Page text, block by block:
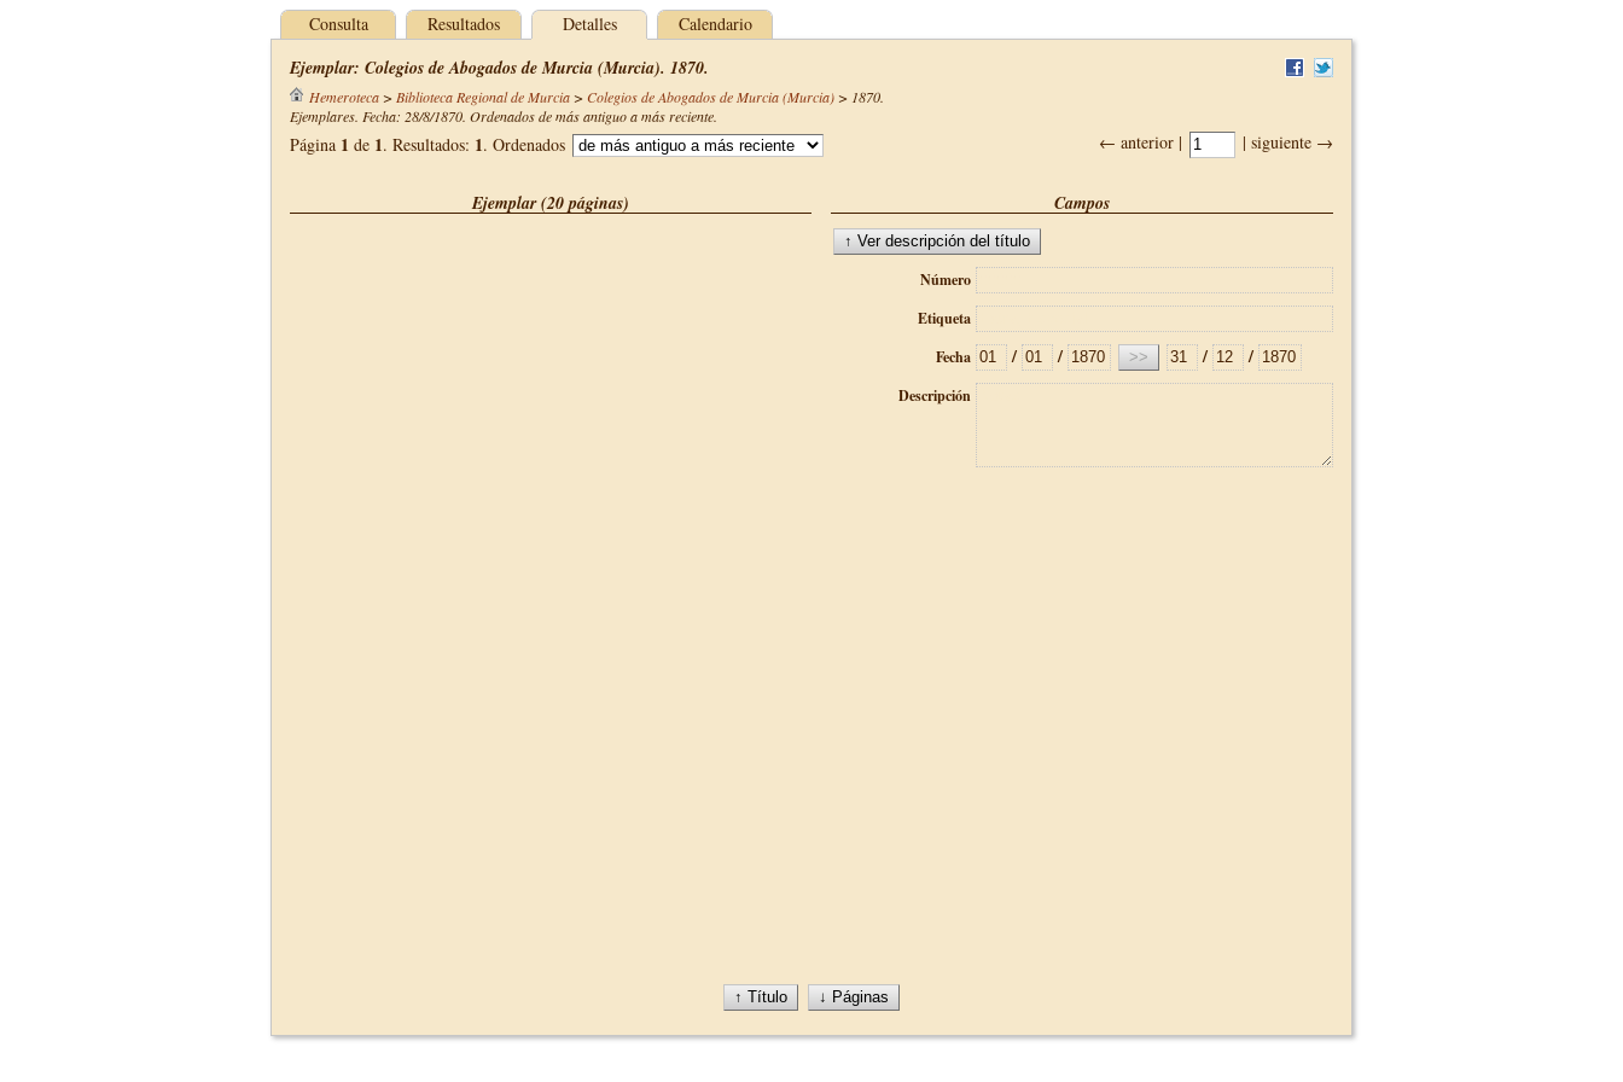
Consulta Resultados Detalles Calendario
Ejemplar: Colegios de Abogados de Murcia (Murcia). 1870.
Hemeroteca> Biblioteca Regional de Murcia> Colegios de Abogados de Murcia (Murcia)> 1870.
Ejemplares. Fecha: 28/8/1870. Ordenados de más antiguo a más reciente.
← anterior | | siguiente →
Página 1 de 1. Resultados: 1. Ordenados
Ejemplar (20 páginas) Campos
Número
Etiqueta
Fecha
/ / / /
Descripción